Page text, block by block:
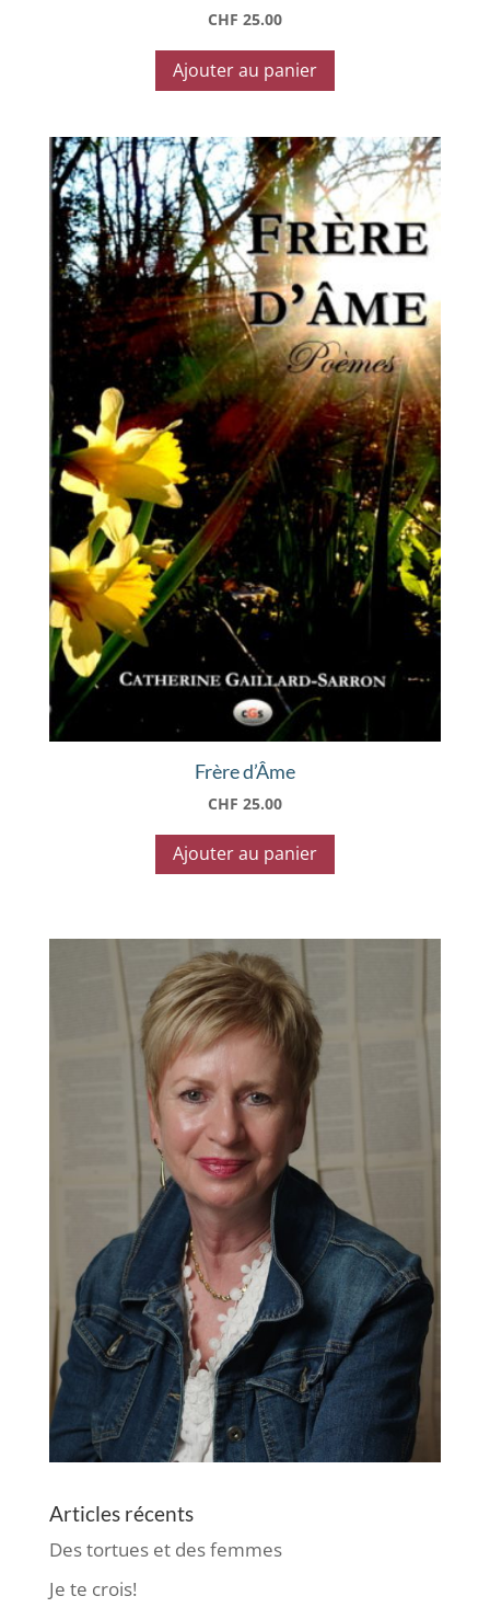
CHF 25.00
Ajouter au panier
Frère d’Âme
CHF 25.00
Ajouter au panier
Articles récents
Des tortues et des femmes
Je te crois!